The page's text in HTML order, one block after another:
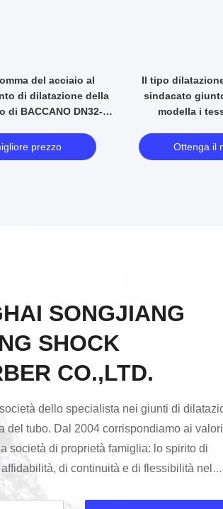
singolo filo del filo
di dilatazione della
DN80 di gomma
prezzo
Il giunto di
sfera,
giunto la
Ottenga il
SONGJIANG
SHOCK
CO.,LTD.
dello specialista nei giunti di
del tubo. Dal 2004 corrispondiamo ai
società di proprietà famiglia: lo spirito di
di continuità e di flessibilità nel
Siamo un fornitore affidabile ai nostri